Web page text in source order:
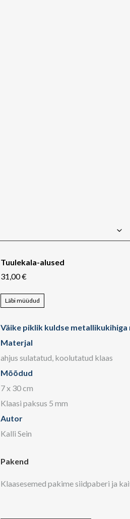
Tuulekala-alused
31,00 €
Läbi müüdud
Väike piklik kuldse
Materjal
ahjus sulatatud, koolutatud klaas
Mõõdud
7 x 30 cm
Klaasi paksus 5 mm
Autor
Kalli Sein
Pakend
Klaasesemed pakime siidpaberi ja